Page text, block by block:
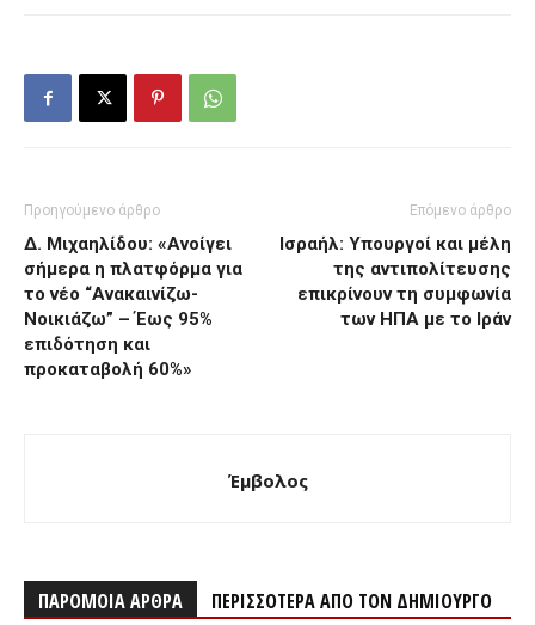
Προηγούμενο άρθρο
Δ. Μιχαηλίδου: «Ανοίγει
σήμερα η πλατφόρμα για
το νέο “Ανακαινίζω-
Νοικιάζω” – Έως 95%
επιδότηση και
προκαταβολή 60%»
Επόμενο άρθρο
Ισραήλ: Υπουργοί και μέλη
της αντιπολίτευσης
επικρίνουν τη συμφωνία
των ΗΠΑ με το Ιράν
Έμβολος
ΠΑΡΟΜΟΙΑ ΑΡΘΡΑ ΠΕΡΙΣΣΟΤΕΡΑ ΑΠΟ ΤΟΝ ΔΗΜΙΟΥΡΓΟ